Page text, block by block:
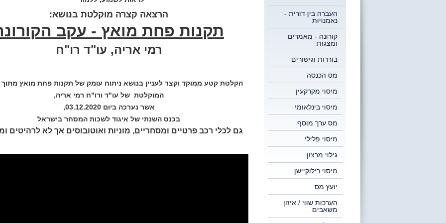
העברה בין דורית -
נאמנויות
קורונה - מאמרים
ומצגות
בוררות וגישורים
מס הכנסה
מיסוי מקרקעין
מיסוי בינלאומי
מס ערך מוסף
מיסוי פלילי
גילוי מרצון
מיסוי רילוקיישן
יועץ מס
הערכות שווי / איזון
משאבים
הרצאה קצרה מוקלטת בנושא:
תקנות פחת מואץ - עקב
רמי אריה, עו"ד רו"ח
הקלטת קטע ממוקד וקצר לעניין בנושא ניתוח עומק של תקנות פחת מואץ
המוקלטת של עו"ד ורו"ח רמי אריה,
אשר נערכה ביום 03.12.2020,
בכנס השנתי של איגוד לשכות המסחר בישראל
גם לכלי רכב פרטיים ומסחריים, מוניות ואוטובוסים אך לא לרהיטים